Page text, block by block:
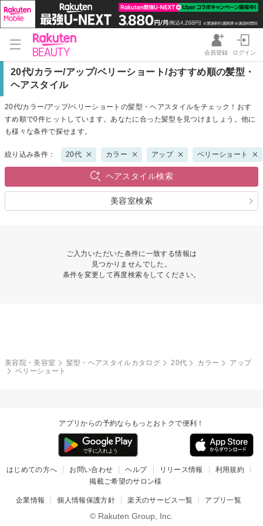
会員登録 ログイン
20代/カラー/アップ/ベリーショート/おすすめ順の髪型・
ヘアスタイル
20代/カラー/アップ/ベリーショートの髪型・ヘアスタイルをチェック！おす
すめ順で0件ヒットしています。あなたに合った髪型を見つけましょう。他に
も様々な条件で探せます。
絞り込み条件： 20代 カラー アップ ベリーショート
ヘアスタイル検索
美容室検索
ご入力いただいた条件に一致する情報は
見つかりませんでした。
条件を変更して再度検索をしてください。
美容院・美容室 髪型・ヘアスタイルカタログ 20代 カラー
アップ
ベリーショート
アプリからの予約ならもっとおトクで便利！
はじめての方へ お問い合わせ ヘルプ リリース情報
利用規約
掲載ご希望のサロン様
企業情報 個人情報保護方針 楽天のサービス一覧 アプリ一覧
© Rakuten Group, Inc.